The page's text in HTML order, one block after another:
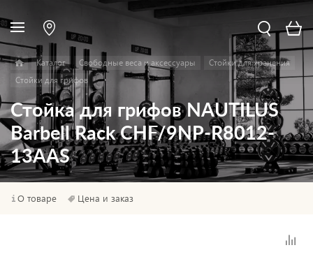
Каталог Свободные веса и аксессуары
Стойки для хранения
Стойки для грифов
Стойка для грифов NAUTILUS
Barbell Rack CHF/9NP-R8012-
13AAS
О товаре Цена и заказ